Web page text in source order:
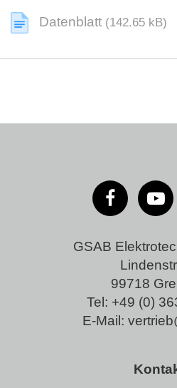
Datenblatt (142.65 kB)
GSAB
99718
Tel: +49 (0)
E-Mail: